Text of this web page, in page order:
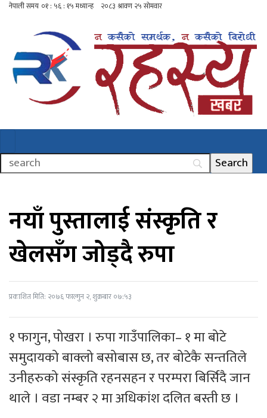
नयाँ पुस्तालाई संस्कृति र
खेलसँग जोड्दै रुपा
प्रकाशित मिति: २०७६ फाल्गुन २, शुक्रबार ०७:५३
१ फागुन, पोखरा । रुपा गाउँपालिका– १ मा बोटे
समुदायको बाक्लो बसोबास छ, तर बोटेकै सन्ततिले
उनीहरुको संस्कृति रहनसहन र परम्परा बिर्सिदै जान
थाले । वडा नम्बर २ मा अधिकांश दलित बस्ती छ ।